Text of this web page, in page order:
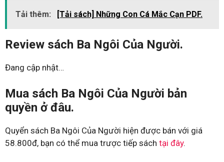
Tải thêm: [Tải sách] Những Con Cá Mắc Cạn PDF.
Review sách Ba Ngôi Của Người.
Đang cập nhật…
Mua sách Ba Ngôi Của Người bản
quyền ở đâu.
Quyển sách Ba Ngôi Của Người hiện được bán với giá
58.800đ, bạn có thể mua trược tiếp sách tại đây.